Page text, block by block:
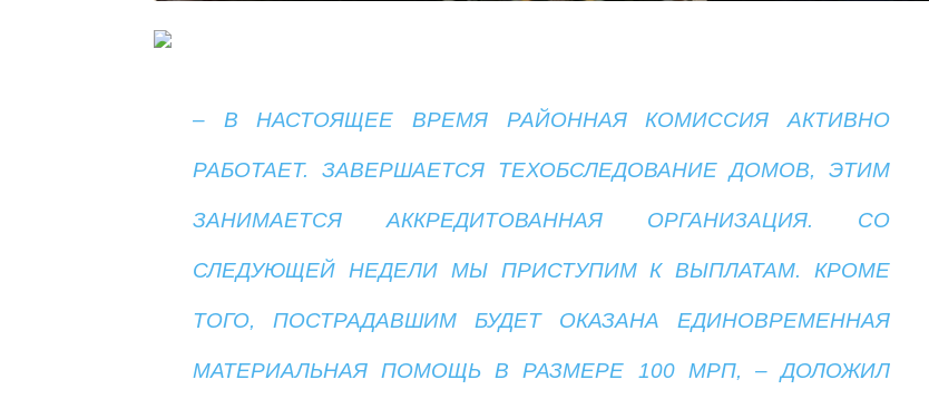
– В НАСТОЯЩЕЕ ВРЕМЯ РАЙОННАЯ КОМИССИЯ АКТИВНО
РАБОТАЕТ. ЗАВЕРШАЕТСЯ ТЕХОБСЛЕДОВАНИЕ ДОМОВ, ЭТИМ
ЗАНИМАЕТСЯ АККРЕДИТОВАННАЯ ОРГАНИЗАЦИЯ. СО
СЛЕДУЮЩЕЙ НЕДЕЛИ МЫ ПРИСТУПИМ К ВЫПЛАТАМ. КРОМЕ
ТОГО, ПОСТРАДАВШИМ БУДЕТ ОКАЗАНА ЕДИНОВРЕМЕННАЯ
МАТЕРИАЛЬНАЯ ПОМОЩЬ В РАЗМЕРЕ 100 МРП, – ДОЛОЖИЛ